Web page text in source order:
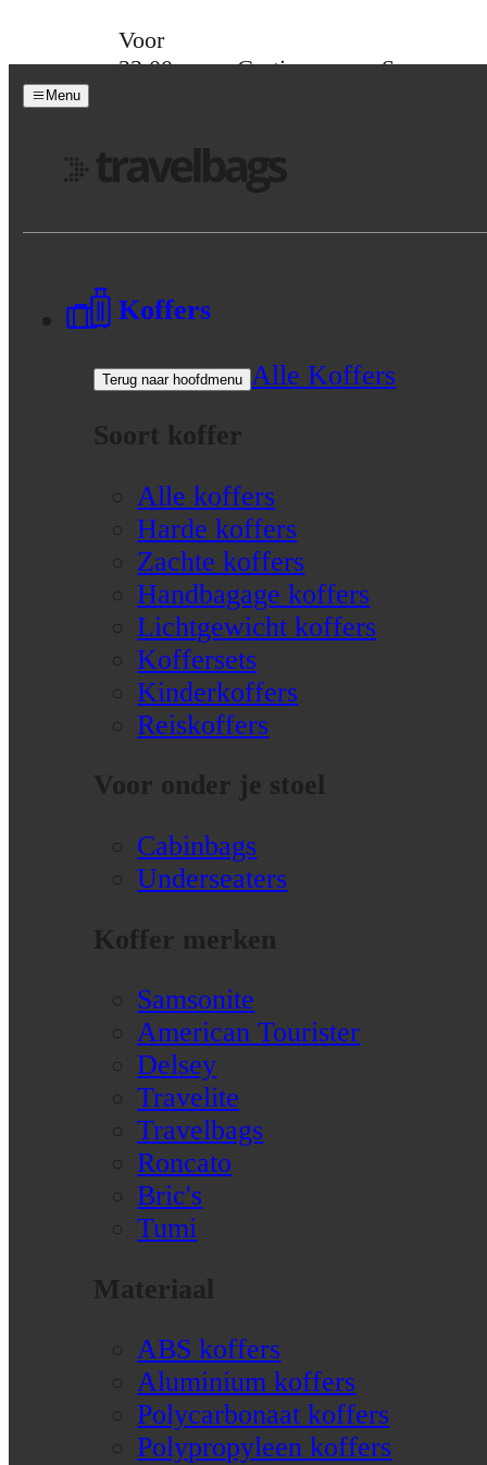
Voor
23:00
Gratis
Spaar
Menu
Koffers
Terug naar hoofdmenu
Alle Koffers
Soort koffer
Alle koffers
Harde koffers
Zachte koffers
Handbagage koffers
Lichtgewicht koffers
Koffersets
Kinderkoffers
Reiskoffers
Voor onder je stoel
Cabinbags
Underseaters
Koffer merken
Samsonite
American Tourister
Delsey
Travelite
Travelbags
Roncato
Bric's
Tumi
Materiaal
ABS koffers
Aluminium koffers
Polycarbonaat koffers
Polypropyleen koffers